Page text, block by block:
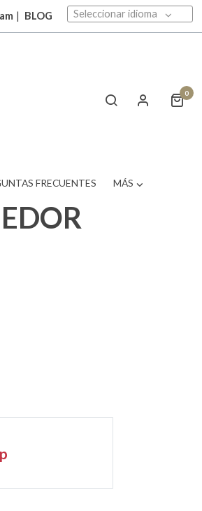
| BLOG Seleccionar idioma
0
FRECUENTES MÁS